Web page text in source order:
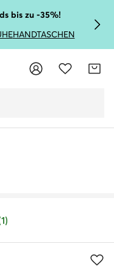
bis zu -35%!
HANDTASCHEN